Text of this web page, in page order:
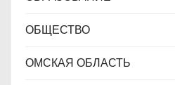
ОБЩЕСТВО
ОМСКАЯ ОБЛАСТЬ